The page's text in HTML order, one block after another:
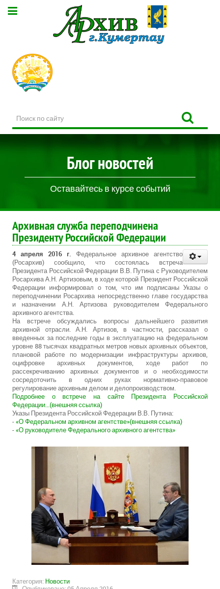
по
сайту
Блог новостей
Оставайтесь в курсе событий
Архивная служба переподчинена
Президенту Российской Федерации
4 апреля 2016 г. Федеральное архивное агентство
(Росархив) сообщило, что состоялась встреча
Президента Российской Федерации В.В. Путина с Руководителем
Росархива А.Н. Артизовым, в ходе которой Президент Российской
Федерации информировал о том, что им подписаны Указы о
переподчинении Росархива непосредственно главе государства
и назначении А.Н. Артизова руководителем Федерального
архивного агентства.
На встрече обсуждались вопросы дальнейшего развития
архивной отрасли. А.Н. Артизов, в частности, рассказал о
введенных за последние годы в эксплуатацию на федеральном
уровне 88 тысячах квадратных метров новых архивных объектов,
плановой работе по модернизации инфраструктуры архивов,
оцифровке архивных документов, ходе работ по
рассекречиванию архивных документов и о необходимости
сосредоточить в одних руках нормативно-правовое
регулирование архивным делом и делопроизводством.
Подробнее о встрече на сайте Президента Российской
Федерации...(внешняя ссылка)
Указы Президента Российской Федерации В.В. Путина:
-«О Федеральном архивном агентстве»(внешняя ссылка)
-«О руководителе Федерального архивного агентства»
Категория: Новости